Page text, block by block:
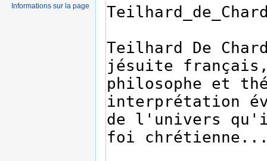
Informations sur la page